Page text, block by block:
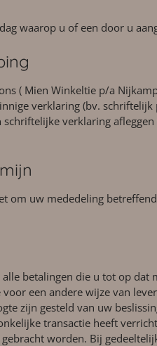
waarop u of een door u
( Mien Winkeltie p/a
verklaring (bv.
verklaring
om uw mededeling
betalingen die u tot op
een andere wijze van
zijn gesteld van uw
transactie heeft
worden. Bij